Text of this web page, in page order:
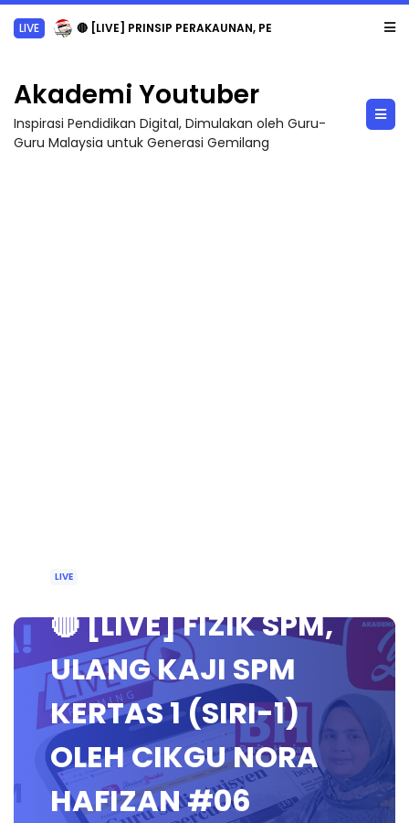
LIVE 🔴 [LIVE] PRINSIP PERAKAUNAN, PECUT SKOR SOALAN 1 TRIAL OLEH CIKGU WAN...
Akademi Youtuber
Inspirasi Pendidikan Digital, Dimulakan oleh Guru-
Guru Malaysia untuk Generasi Gemilang
LIVE
🔴 [LIVE] FIZIK SPM,
ULANG KAJI SPM
KERTAS 1 (SIRI-1)
OLEH CIKGU NORA
HAFIZAN #06